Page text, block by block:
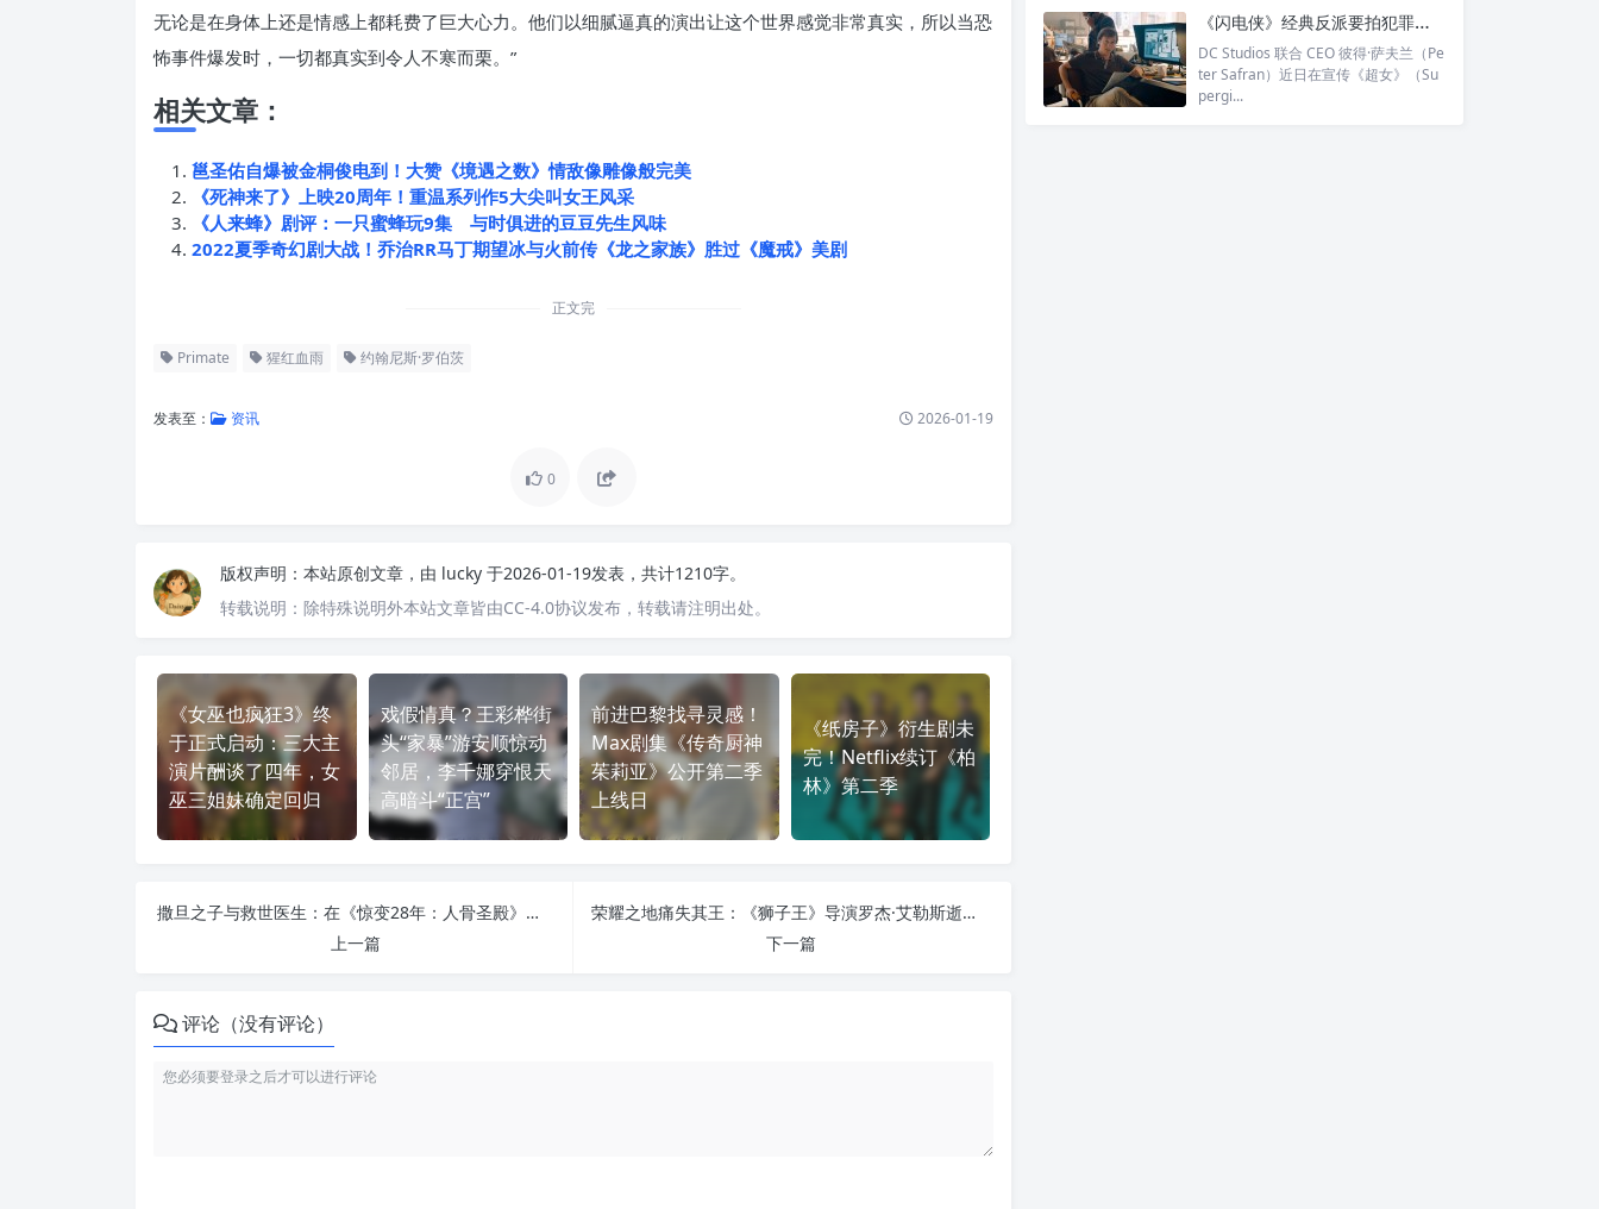
无论是在身体上还是情感上都耗费了巨大心力。他们以细腻逼真的演出让这个世界感觉非常真实，所以当恐
怖事件爆发时，一切都真实到令人不寒而栗。”
相关文章：
邕圣佑自爆被金桐俊电到！大赞《境遇之数》情敌像雕像般完美
《死神来了》上映20周年！重温系列作5大尖叫女王风采
《人来蜂》剧评：一只蜜蜂玩9集 与时俱进的豆豆先生风味
2022夏季奇幻剧大战！乔治RR马丁期望冰与火前传《龙之家族》胜过《魔戒》美剧
正文完
Primate 猩红血雨 约翰尼斯·罗伯茨
发表至： 资讯 2026-01-19
0
版权声明： 本站原创文章，由 lucky 于2026-01-19发表，共计1210字。
转载说明： 除特殊说明外本站文章皆由CC-4.0协议发布，转载请注明出处。
《女巫也疯狂3》终
于正式启动：三大主
演片酬谈了四年，女
巫三姐妹确定回归
戏假情真？王彩桦街
头“家暴”游安顺惊动
邻居，李千娜穿恨天
高暗斗“正宫”
前进巴黎找寻灵感！
Max剧集《传奇厨神
茱莉亚》公开第二季
上线日
《纸房子》衍生剧未
完！Netflix续订《柏
林》第二季
撒旦之子与救世医生：在《惊变28年：人骨圣殿》的废土中，谁是怪物，谁在救赎？
上一篇
荣耀之地痛失其王：《狮子王》导演罗杰·艾勒斯逝世，一个时代的落幕
下一篇
评论（没有评论）
《闪电侠》经典反派要拍犯罪纪录片？大猩猩格鲁德或成 DCU 小屏幕新焦点
DC Studios 联合 CEO 彼得·萨夫兰（Pe
ter Safran）近日在宣传《超女》（Su
pergi...